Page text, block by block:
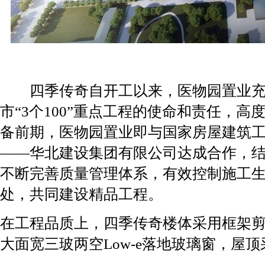
四季传奇自开工以来，医物园置业充
市“3个100”重点工程的使命和责任，高
备前期，医物园置业即与国家房屋建筑
——华北建设集团有限公司达成合作，
不断完善质量管理体系，有效控制施工
处，共同建设精品工程。
在工程品质上，四季传奇楼体采用框架
大面宽三玻两空Low-e落地玻璃窗，屋